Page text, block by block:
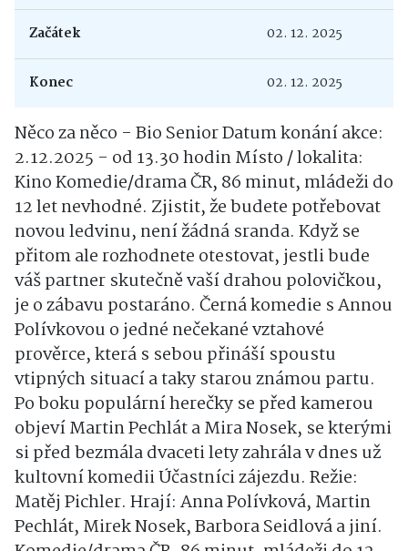
Začátek 02. 12. 2025
Konec 02. 12. 2025
Něco za něco - Bio Senior Datum konání akce:
2.12.2025 - od 13.30 hodin Místo / lokalita:
Kino Komedie/drama ČR, 86 minut, mládeži do
12 let nevhodné. Zjistit, že budete potřebovat
novou ledvinu, není žádná sranda. Když se
přitom ale rozhodnete otestovat, jestli bude
váš partner skutečně vaší drahou polovičkou,
je o zábavu postaráno. Černá komedie s Annou
Polívkovou o jedné nečekané vztahové
prověrce, která s sebou přináší spoustu
vtipných situací a taky starou známou partu.
Po boku populární herečky se před kamerou
objeví Martin Pechlát a Mira Nosek, se kterými
si před bezmála dvaceti lety zahrála v dnes už
kultovní komedii Účastníci zájezdu. Režie:
Matěj Pichler. Hrají: Anna Polívková, Martin
Pechlát, Mirek Nosek, Barbora Seidlová a jiní.